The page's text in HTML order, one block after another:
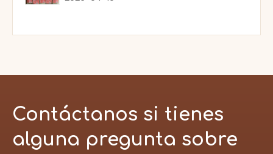
Contáctanos si tienes
alguna pregunta sobre